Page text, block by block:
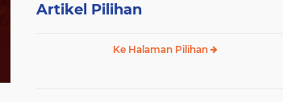
Artikel Pilihan
Ke Halaman Pilihan